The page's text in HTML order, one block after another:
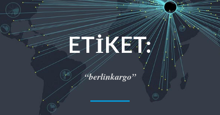
ETIKET:
“berlinkargo”